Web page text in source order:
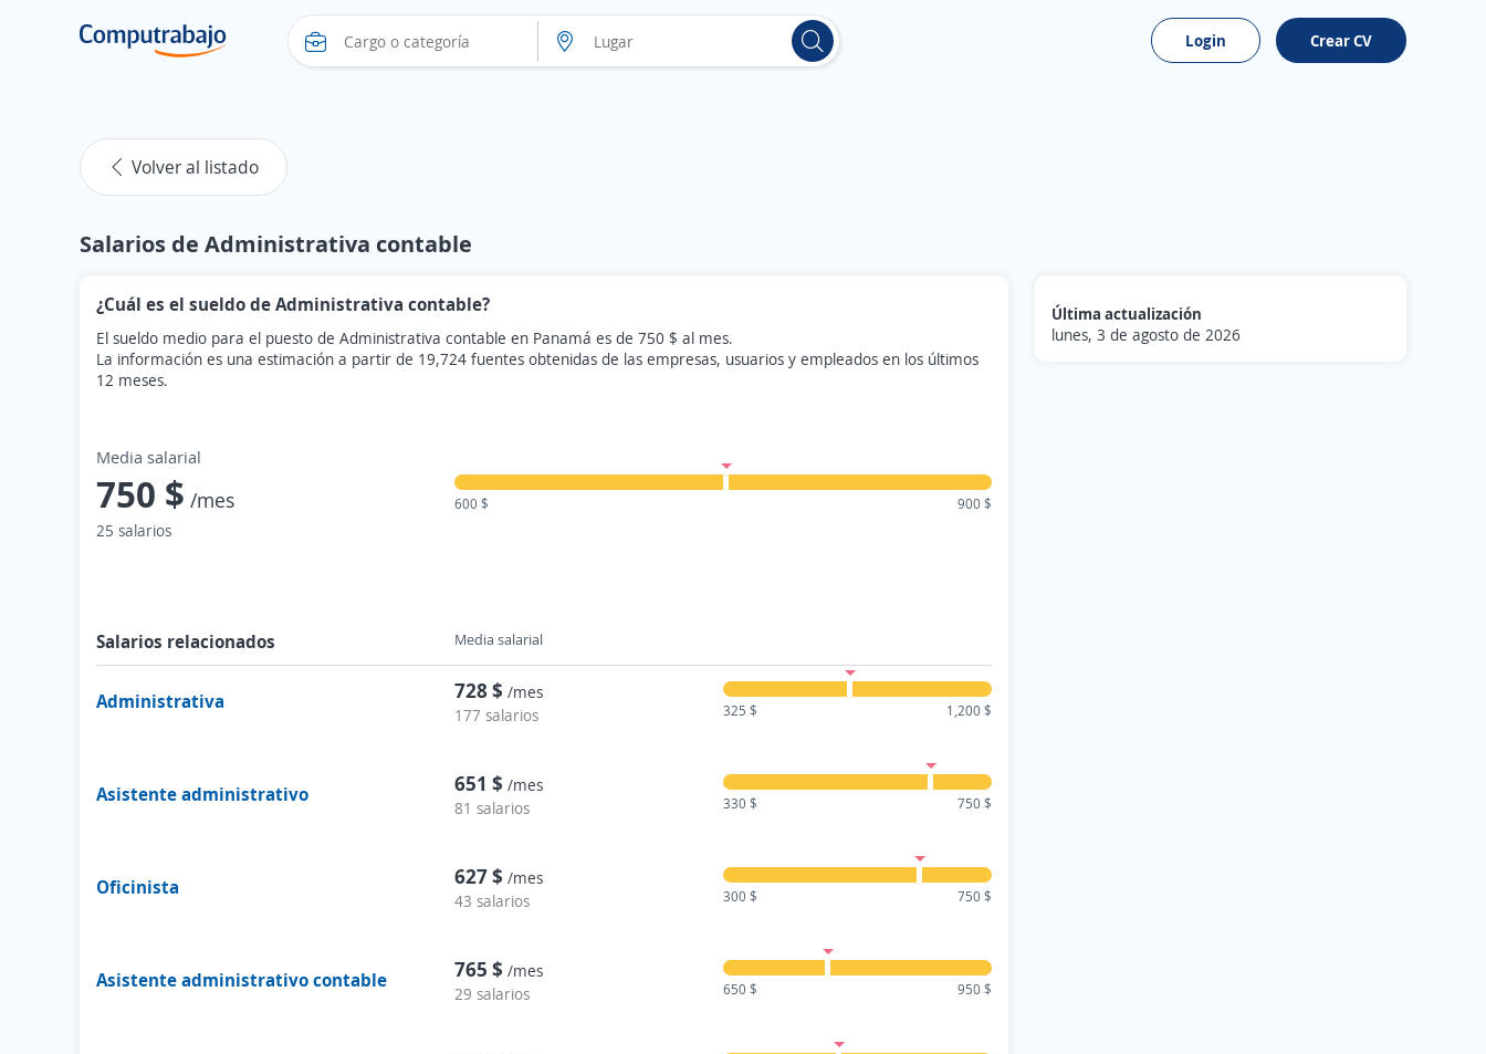
Login Crear CV
Volver al listado
Salarios de Administrativa contable
¿Cuál es el sueldo de Administrativa contable?
El sueldo medio para el puesto de Administrativa contable en Panamá es de 750 $ al mes.
La información es una estimación a partir de 19,724 fuentes obtenidas de las empresas, usuarios y empleados en los últimos
12 meses.
Media salarial
750 $ /mes
25 salarios
600 $ 900 $
Salarios relacionados Media salarial
Administrativa 728 $ /mes
177 salarios
325 $ 1,200 $
Asistente administrativo 651 $ /mes
81 salarios
330 $ 750 $
Oficinista 627 $ /mes
43 salarios
300 $ 750 $
Asistente administrativo contable 765 $ /mes
29 salarios
650 $ 950 $
Última actualización
lunes, 3 de agosto de 2026